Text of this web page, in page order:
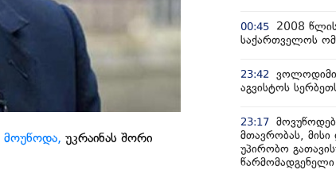
მოუწოდა, უკრაინას შორი
00:45
2008
საქართველოს
23:42
აგვისტოს
23:17
მთავრობას,
უპირობო
წარმომადგენელი